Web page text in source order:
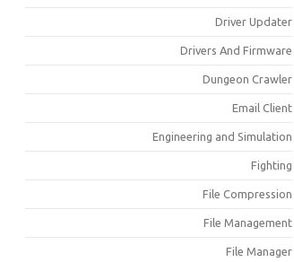
Driver Updater
Drivers And Firmware
Dungeon Crawler
Email Client
Engineering and Simulation
Fighting
File Compression
File Management
File Manager